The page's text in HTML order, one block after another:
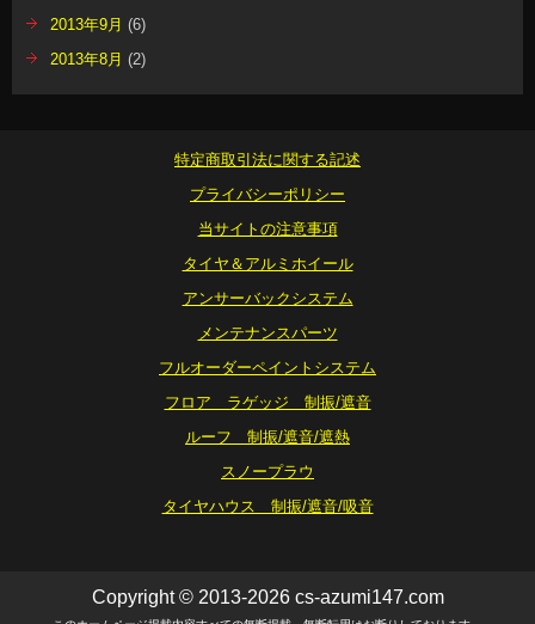
2013年9月 (6)
2013年8月 (2)
特定商取引法に関する記述
プライバシーポリシー
当サイトの注意事項
タイヤ＆アルミホイール
アンサーバックシステム
メンテナンスパーツ
フルオーダーペイントシステム
フロア ラゲッジ 制振/遮音
ルーフ 制振/遮音/遮熱
スノープラウ
タイヤハウス 制振/遮音/吸音
Copyright © 2013-2026 cs-azumi147.com